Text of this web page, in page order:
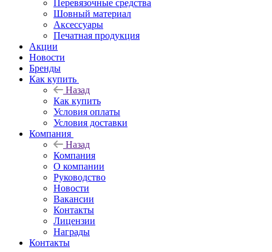
Перевязочные средства
Шовный материал
Аксессуары
Печатная продукция
Акции
Новости
Бренды
Как купить
Назад
Как купить
Условия оплаты
Условия доставки
Компания
Назад
Компания
О компании
Руководство
Новости
Вакансии
Контакты
Лицензии
Награды
Контакты